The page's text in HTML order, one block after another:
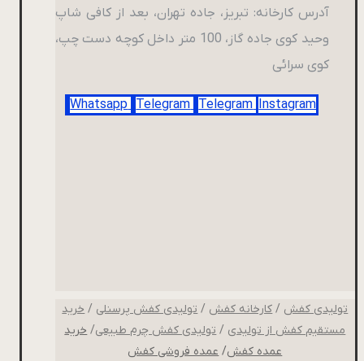
آدرس کارخانه: تبریز، جاده تهران، بعد از کافی شاپ
وحید کوی جاده گاز، 100 متر داخل کوچه دست چپ،
کوی سرائی
Whatsapp Telegram Telegram Instagram
تولیدی کفش /کارخانه کفش /تولیدی کفش پرسنلی /خرید
مستقیم کفش از تولیدی /تولیدی کفش چرم طبیعی/خرید
عمده کفش/عمده فروشی کفش